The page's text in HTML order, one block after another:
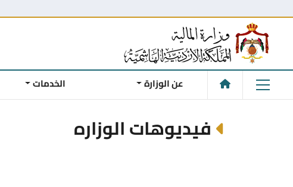
عن الوزارة الخدمات
فيديوهات الوزاره